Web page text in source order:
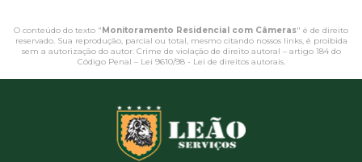
O conteúdo do texto " Monitoramento Residencial com Câmeras" é de direito
reservado. Sua reprodução, parcial ou total, mesmo citando nossos links, é proibida
sem a autorização do autor. Crime de violação de direito autoral – artigo 184 do
Código Penal – Lei 9610/98 - Lei de direitos autorais.